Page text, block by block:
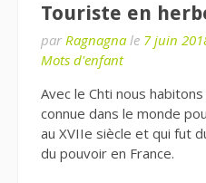
Touriste en
par Ragnagna le 7 juin
Mots d'enfant
Avec le Chti nous
connue dans le monde
au XVIIe siècle et qui fut
du pouvoir en France.